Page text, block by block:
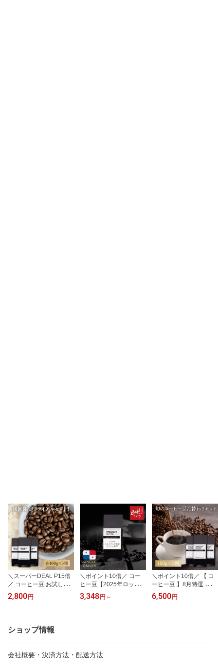
＼スーパーDEAL P15倍
／ コーヒー豆 お試しセ
ット 300g 100g×3種 飲
み比べ 約30杯分 送料無
トライアル 高品質 ドリ
ップバッグ付 ギフト プ
回り 詰め合わせ 専門店
2,800 円
＼ポイント10倍／ コー
ヒー豆【2025年ロット】
パナマ エスメラルダ農園
ゲイシャ エル・ベロ プ
5 珈琲豆 シングルオリジ
ン
3,348 円 ～
＼ポイント10倍／ 【 コ
ーヒー豆 】8月特選 スペ
シャルティコーヒー豆 高
級 セット 160g×3種 飲み
6,500 円
ショップ情報
会社概要・決済方法・配送方法